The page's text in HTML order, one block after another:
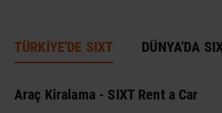
TÜRKİYE'DE SIXT DÜNYA'DA
Araç Kiralama - SIXT Rent a Car